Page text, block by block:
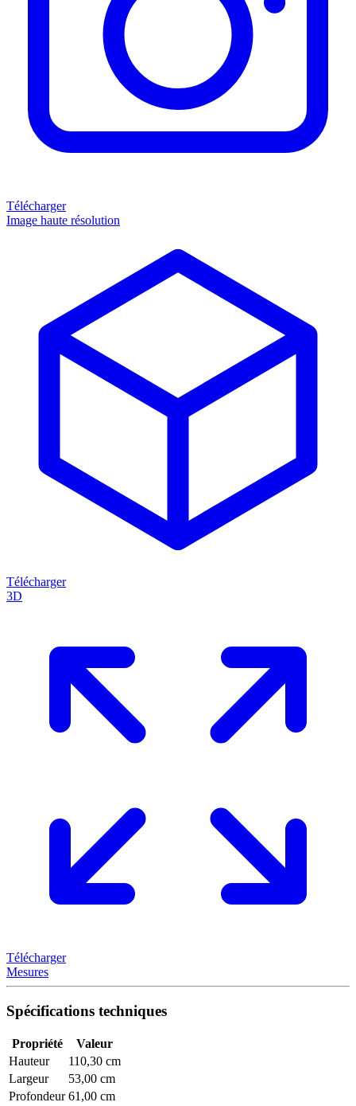
Télécharger
Image haute résolution
Télécharger
3D
Télécharger
Mesures
Spécifications techniques
Propriété
Valeur
Hauteur
110,30 cm
Largeur
53,00 cm
Profondeur 61,00 cm